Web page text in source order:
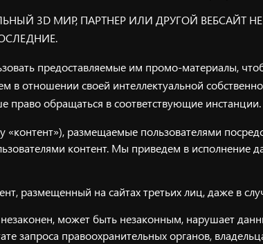
3D МИР, ПАРТНЕР ИЛИ ДРУГОЙ
предоставляемые им промо-материалы,
отношении своей интеллектуальной
право обращаться в соответствующие инстанции.
размещаемые пользователями
контент. Мы приведем в исполнение
размещенный на сайтах третьих лиц, даже в
может быть незаконным, нарушает
запроса правоохранительных органов,